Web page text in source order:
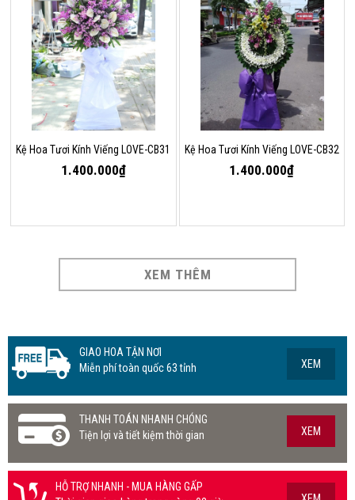
Kệ Hoa Tươi Kính Viếng LOVE-CB31
1.400.000₫
Kệ Hoa Tươi Kính Viếng LOVE-CB32
1.400.000₫
XEM THÊM
GIAO HOA TẬN NƠI
Miễn phí toàn quốc 63 tỉnh
XEM
THANH TOÁN NHANH CHÓNG
Tiện lợi và tiết kiệm thời gian
XEM
HỖ TRỢ NHANH - MUA HÀNG GẤP